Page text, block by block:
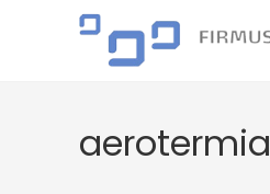
aerotermia